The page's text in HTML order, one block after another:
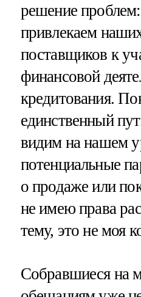
решение
привлекаем
поставщиков к
финансовой
кредитования.
единственный
видим на нашем
потенциальные
о продаже или
не имею права
тему, это не моя
Собравшиеся на